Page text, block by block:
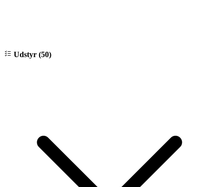
Udstyr (50)